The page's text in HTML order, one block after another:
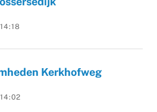
Kerkhofweg